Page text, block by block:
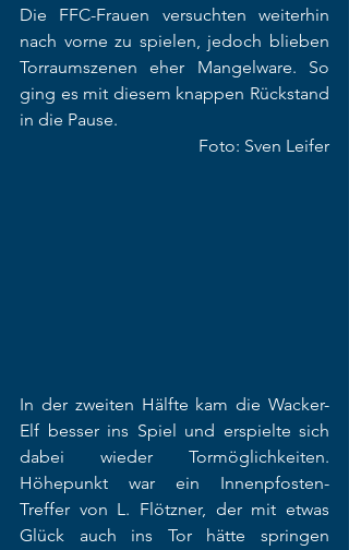
Die FFC-Frauen versuchten weiterhin
nach vorne zu spielen, jedoch blieben
Torraumszenen eher Mangelware. So
ging es mit diesem knappen Rückstand
in die Pause.
Foto: Sven Leifer
In der zweiten Hälfte kam die Wacker-
Elf besser ins Spiel und erspielte sich
dabei wieder Tormöglichkeiten.
Höhepunkt war ein Innenpfosten-
Treffer von L. Flötzner, der mit etwas
Glück auch ins Tor hätte springen